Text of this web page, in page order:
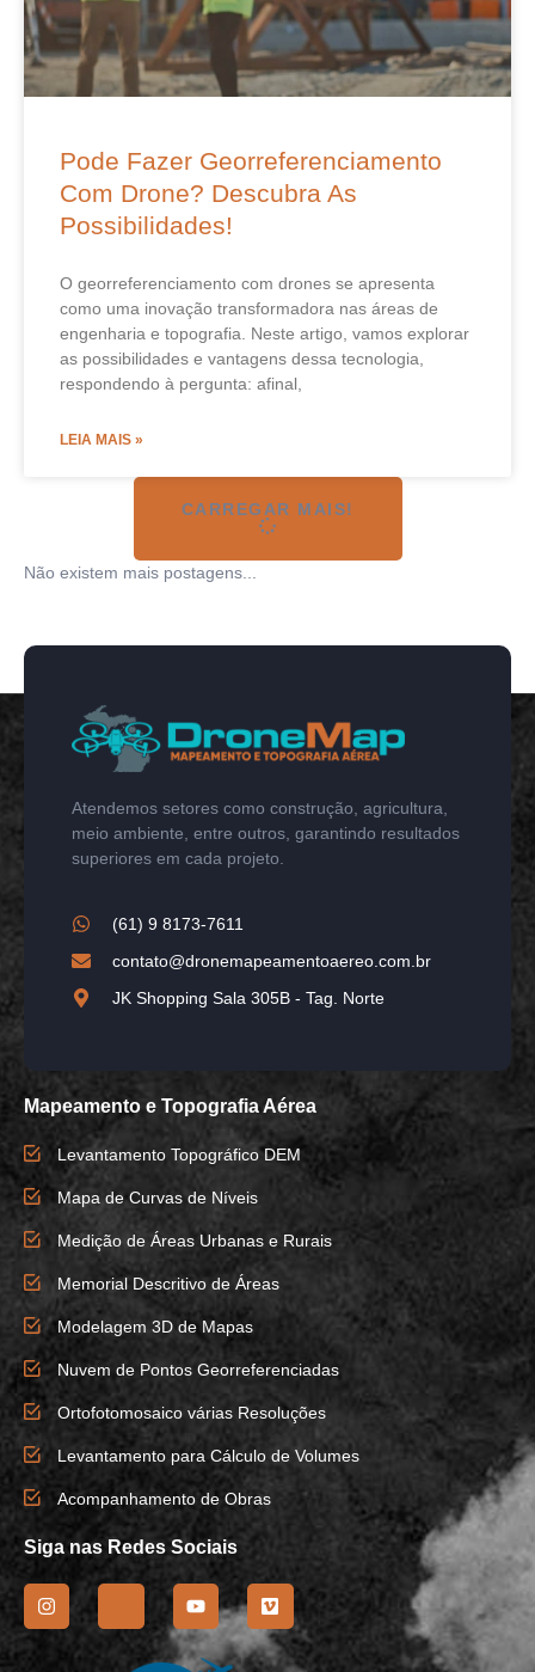
Pode Fazer Georreferenciamento
Com Drone? Descubra As
Possibilidades!
O georreferenciamento com drones se apresenta
como uma inovação transformadora nas áreas de
engenharia e topografia. Neste artigo, vamos explorar
as possibilidades e vantagens dessa tecnologia,
respondendo à pergunta: afinal,
LEIA MAIS »
CARREGAR MAIS!
Não existem mais postagens...
Atendemos setores como construção, agricultura,
meio ambiente, entre outros, garantindo resultados
superiores em cada projeto.
(61) 9 8173-7611
contato@dronemapeamentoaereo.com.br
JK Shopping Sala 305B - Tag. Norte
Mapeamento e Topografia Aérea
Levantamento Topográfico DEM
Mapa de Curvas de Níveis
Medição de Áreas Urbanas e Rurais
Memorial Descritivo de Áreas
Modelagem 3D de Mapas
Nuvem de Pontos Georreferenciadas
Ortofotomosaico várias Resoluções
Levantamento para Cálculo de Volumes
Acompanhamento de Obras
Siga nas Redes Sociais